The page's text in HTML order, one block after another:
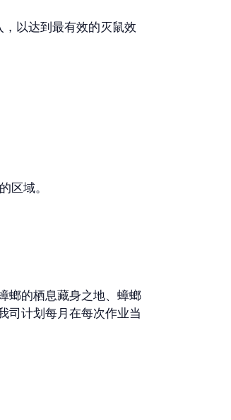
以达到最有效的灭鼠效
区域。
螂的栖息藏身之地、蟑螂
司计划每月在每次作业当